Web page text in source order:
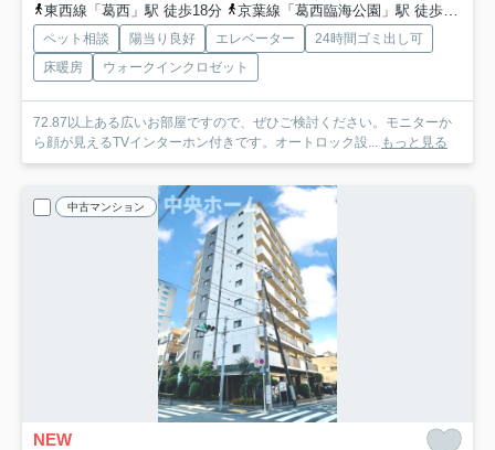
東西線「葛西」駅 徒歩18分
京葉線「葛西臨海公園」駅 徒歩35分
ペット相談 陽当り良好 エレベーター
24時間ゴミ出し可
床暖房
ウォークインクロゼット
72.87以上ある広いお部屋ですので、ぜひご検討ください。モニターか
ら顔が見えるTVインターホン付きです。オートロック設...
もっと見る
中古マンション
NEW